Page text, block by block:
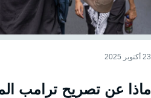
23 أكتوبر 2025
ماذا عن تصريح ترامب